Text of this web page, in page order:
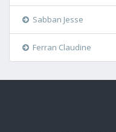
Sabban Jesse
Ferran Claudine